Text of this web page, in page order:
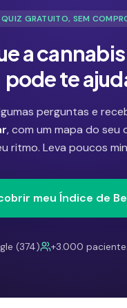
QUIZ GRATUITO, SEM
a
pode te
perguntas e
, com um mapa do seu
ritmo. Leva poucos
meu Índice de
(374) +3.000